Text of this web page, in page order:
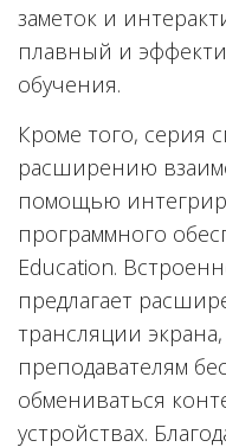
заметок и
плавный и
обучения.
Кроме того, серия
расширению
помощью
программного
Education.
предлагает
трансляции
преподавателям
обмениваться
устройствах.